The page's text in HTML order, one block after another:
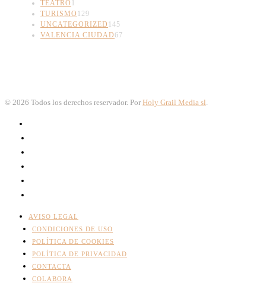
TEATRO 1
TURISMO 129
UNCATEGORIZED 145
VALENCIA CIUDAD67
© 2026 Todos los derechos reservador. Por Holy Grail Media sl
AVISO LEGAL
CONDICIONES DE USO
POLÍTICA DE COOKIES
POLÍTICA DE PRIVACIDAD
CONTACTA
COLABORA